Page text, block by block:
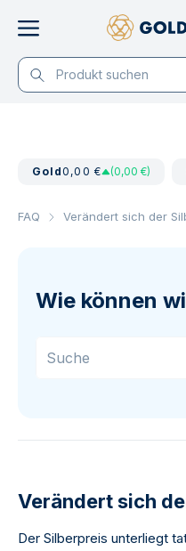
Gold0,00 € (0,00 €)
FAQ Verändert sich der
Wie können
Verändert sich
Der Silberpreis unterliegt